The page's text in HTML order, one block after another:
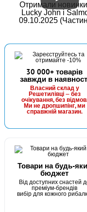
Отримали новинки
Lucky John і
09.10.2025
30 000+ товарів
завжди в
Власний склад у
Решетилівці — без
очікування, без
Ми не дропшипінг, ми
справжній магазин.
Товари на будь-
бюджет
Від доступних снастей
преміум-брендів
вибір для кожного